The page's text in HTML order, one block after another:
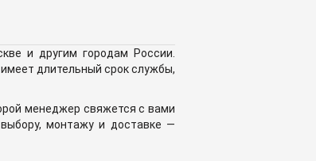
и другим городам России.
длительный срок службы,
менеджер свяжется с вами
монтажу и доставке —